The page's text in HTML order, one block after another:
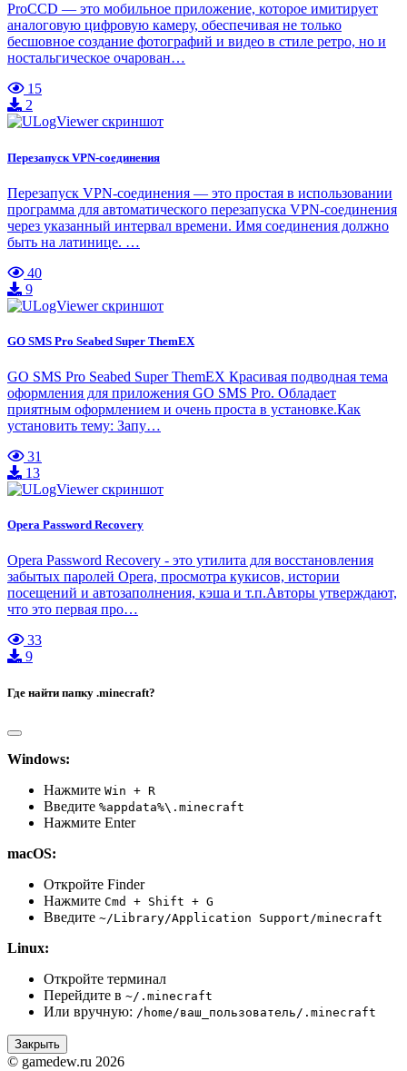
ProCCD — это мобильное приложение, которое имитирует
аналоговую цифровую камеру, обеспечивая не только
бесшовное создание фотографий и видео в стиле ретро, ​​но и
ностальгическое очарован…
15
2
Перезапуск VPN-соединения
Перезапуск VPN-соединения — это простая в использовании
программа для автоматического перезапуска VPN-соединения
через указанный интервал времени. Имя соединения должно
быть на латинице. …
40
9
GO SMS Pro Seabed Super ThemEX
GO SMS Pro Seabed Super ThemEX Красивая подводная тема
оформления для приложения GO SMS Pro. Обладает
приятным оформлением и очень проста в установке.Как
установить тему: Запу…
31
13
Opera Password Recovery
Opera Password Recovery - это утилита для восстановления
забытых паролей Opera, просмотра кукисов, истории
посещений и автозаполнения, кэша и т.п.Авторы утверждают,
что это первая про…
33
9
Где найти папку .minecraft?
Windows:
Нажмите Win + R
Введите %appdata%\.minecraft
Нажмите Enter
macOS:
Откройте Finder
Нажмите Cmd + Shift + G
Введите ~/Library/Application Support/minecraft
Linux:
Откройте терминал
Перейдите в ~/.minecraft
Или вручную: /home/ваш_пользователь/.minecraft
Закрыть
© gamedew.ru 2026